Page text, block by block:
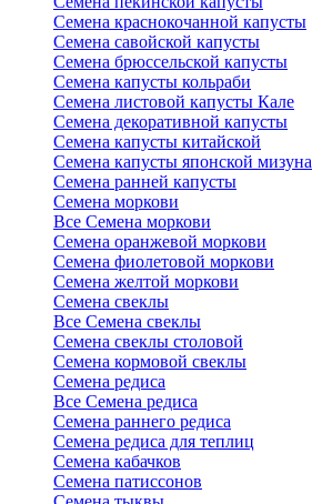
Семена краснокочанной капусты
Семена савойской капусты
Семена брюссельской капусты
Семена капусты кольраби
Семена листовой капусты Кале
Семена декоративной капусты
Семена капусты китайской
Семена капусты японской мизуна
Семена ранней капусты
Семена моркови
Все Семена моркови
Семена оранжевой моркови
Семена фиолетовой моркови
Семена желтой моркови
Семена свеклы
Все Семена свеклы
Семена свеклы столовой
Семена кормовой свеклы
Семена редиса
Все Семена редиса
Семена раннего редиса
Семена редиса для теплиц
Семена кабачков
Семена патиссонов